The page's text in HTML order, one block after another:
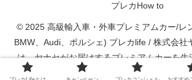
プレカHow to
© 2025 高級輸入車・外車プレミアムカー/レ
BMW、Audi、ポルシェ) プレカlife / 株式会社
は、ヤナセがお届けするプレミアムカーを生
て、快適で素敵な体験ができる新しいカーラ